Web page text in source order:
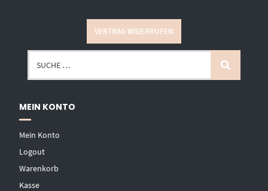
VERTRAG WIDERRUFEN
MEIN KONTO
Mein Konto
Logout
Warenkorb
Kasse